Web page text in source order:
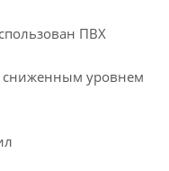
ПВХ
сниженным уровнем